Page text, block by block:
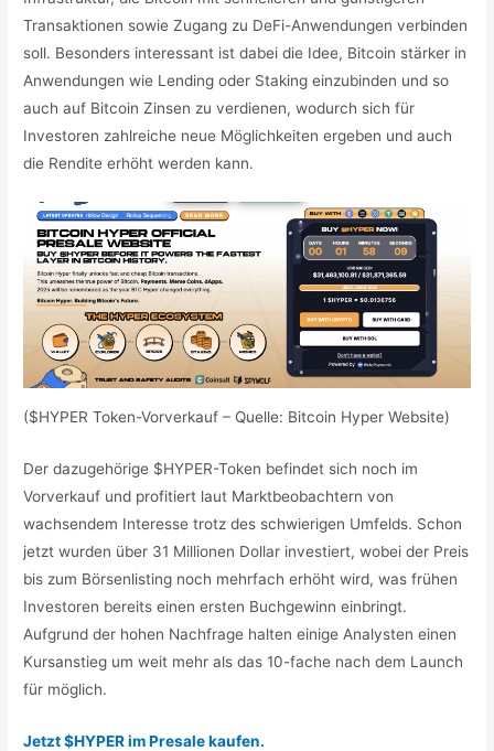
Transaktionen sowie Zugang zu DeFi-Anwendungen verbinden
soll. Besonders interessant ist dabei die Idee, Bitcoin stärker in
Anwendungen wie Lending oder Staking einzubinden und so
auch auf Bitcoin Zinsen zu verdienen, wodurch sich für
Investoren zahlreiche neue Möglichkeiten ergeben und auch
die Rendite erhöht werden kann.
($HYPER Token-Vorverkauf – Quelle: Bitcoin Hyper Website)
Der dazugehörige $HYPER-Token befindet sich noch im
Vorverkauf und profitiert laut Marktbeobachtern von
wachsendem Interesse trotz des schwierigen Umfelds. Schon
jetzt wurden über 31 Millionen Dollar investiert, wobei der Preis
bis zum Börsenlisting noch mehrfach erhöht wird, was frühen
Investoren bereits einen ersten Buchgewinn einbringt.
Aufgrund der hohen Nachfrage halten einige Analysten einen
Kursanstieg um weit mehr als das 10-fache nach dem Launch
für möglich.
Jetzt $HYPER im Presale kaufen.